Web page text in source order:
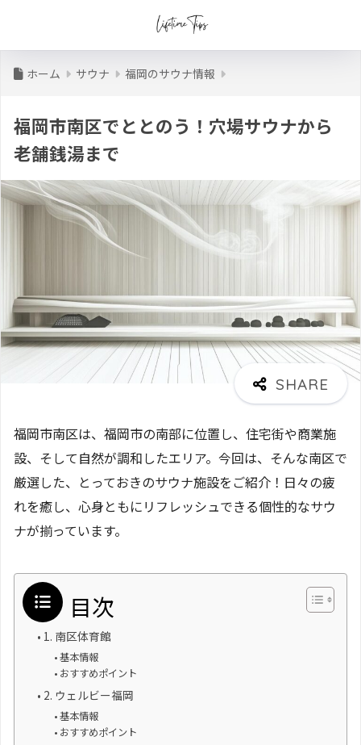
ホーム サウナ 福岡のサウナ情報
福岡市南区でととのう！穴場サウナから
老舗銭湯まで
福岡市南区は、福岡市の南部に位置し、住宅街や商業施
設、そして自然が調和したエリア。今回は、そんな南区で
厳選した、とっておきのサウナ施設をご紹介！日々の疲
れを癒し、心身ともにリフレッシュできる個性的なサウ
ナが揃っています。
目次
1. 南区体育館
基本情報
おすすめポイント
2. ウェルビー福岡
基本情報
おすすめポイント